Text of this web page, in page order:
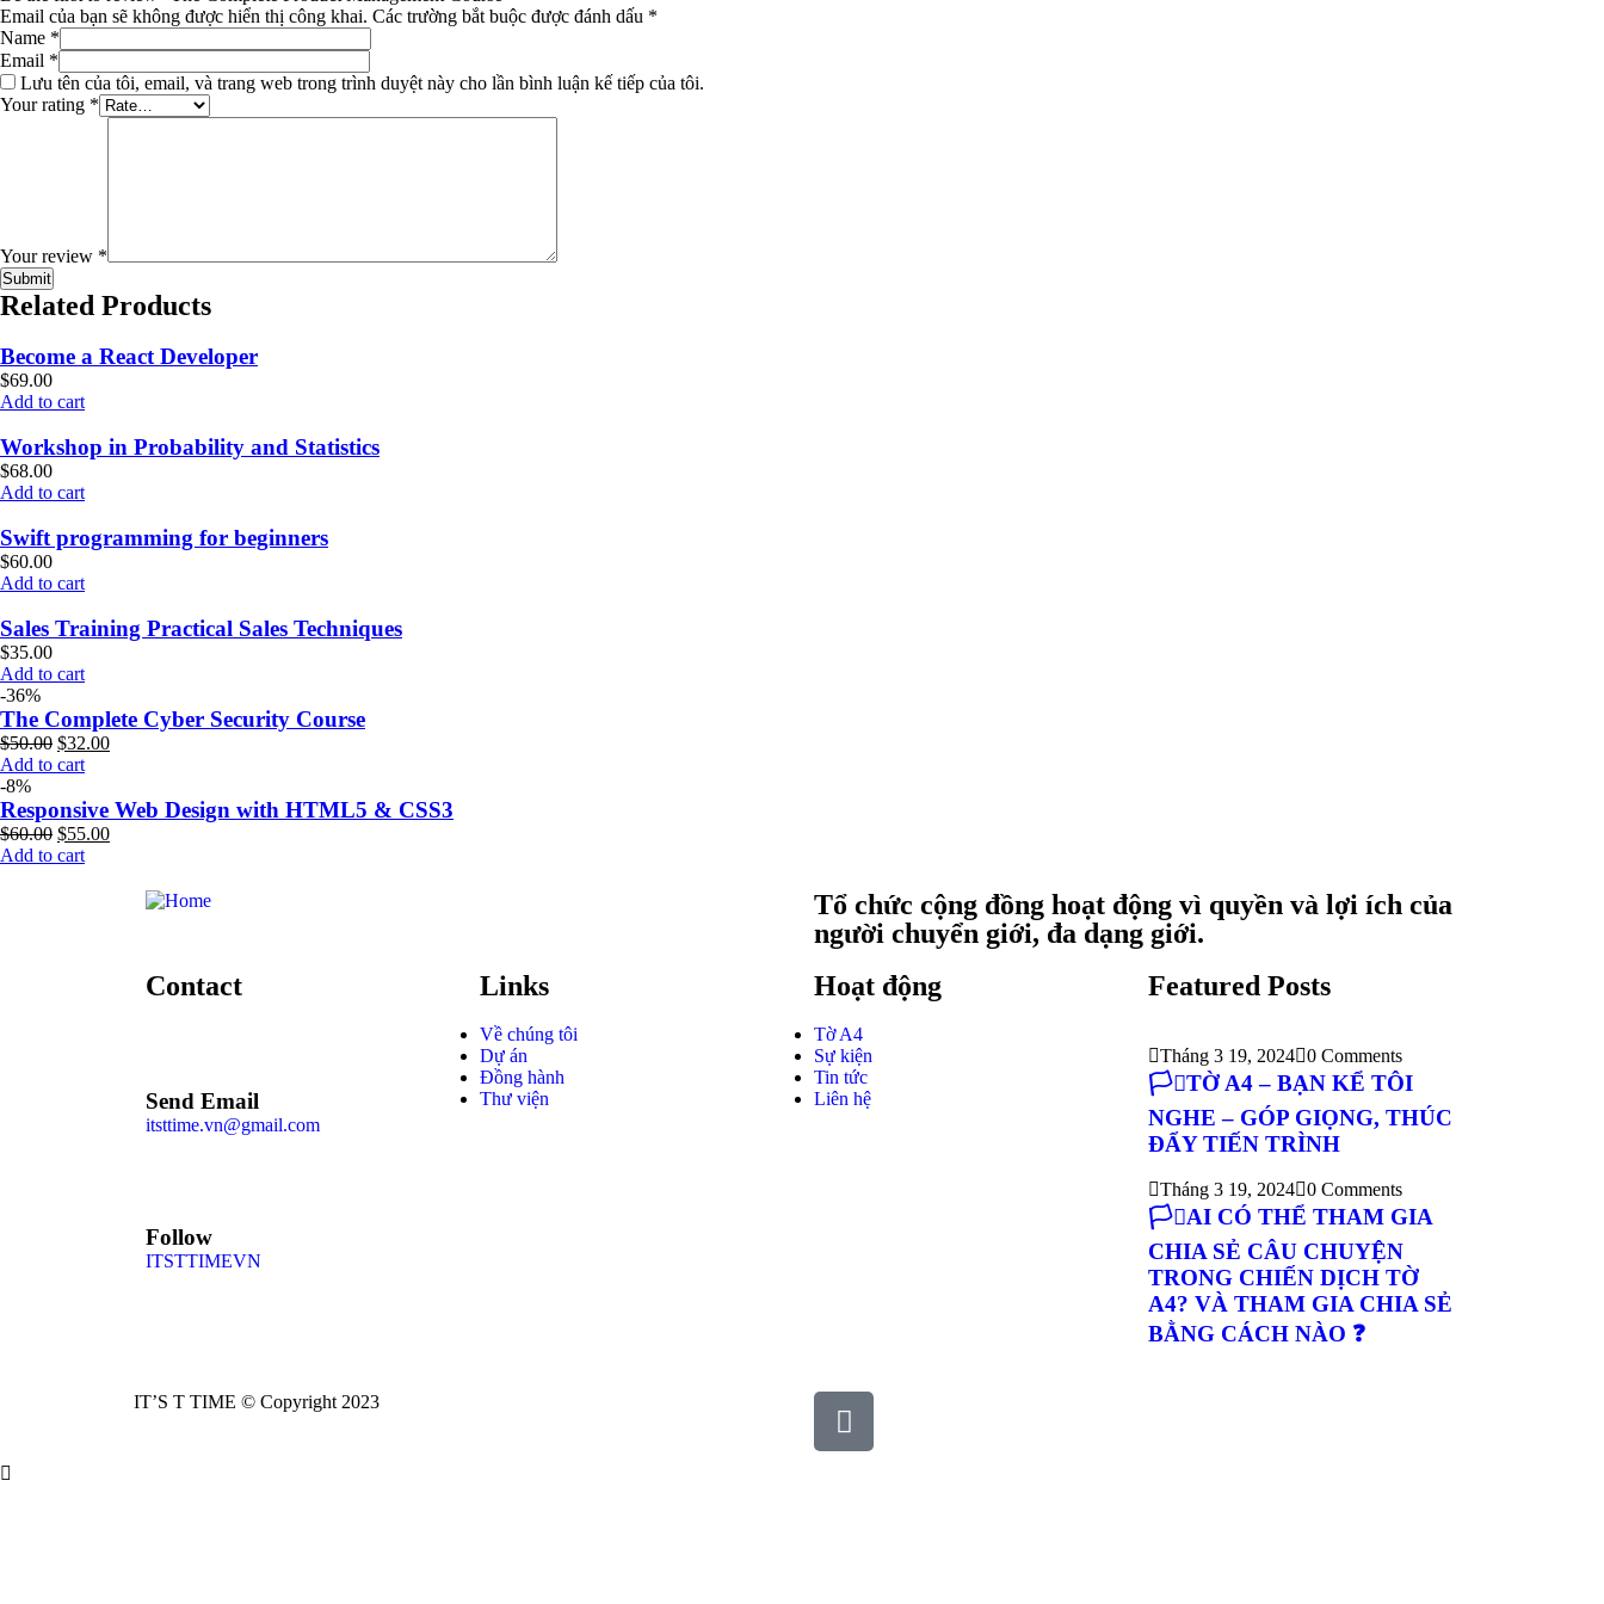
Email của bạn sẽ không được hiển thị công khai. Các trường bắt buộc được đánh dấu *
Name *
Email *
Lưu tên của tôi, email, và trang web trong trình duyệt này cho lần bình luận kế tiếp của tôi.
Your rating *
Your review *
Related Products
Become a React Developer
$69.00
Add to cart
Workshop in Probability and Statistics
$68.00
Add to cart
Swift programming for beginners
$60.00
Add to cart
Sales Training Practical Sales Techniques
$35.00
Add to cart
-36%
The Complete Cyber Security Course
$50.00 $32.00
Add to cart
-8%
Responsive Web Design with HTML5 & CSS3
$60.00 $55.00
Add to cart
Tổ chức cộng đồng hoạt động vì quyền và lợi ích của
người chuyển giới, đa dạng giới.
Contact
Send Email
itsttime.vn@gmail.com
Follow
ITSTTIMEVN
Links
Về chúng tôi
Dự án
Đồng hành
Thư viện
Hoạt động
Tờ A4
Sự kiện
Tin tức
Liên hệ
Featured Posts
Tháng 3 19, 2024 0 Comments
🏳️‍⚧️TỜ A4 – BẠN KỂ TÔI
NGHE – GÓP GIỌNG, THÚC
ĐẨY TIẾN TRÌNH
Tháng 3 19, 2024 0 Comments
🏳️‍⚧️AI CÓ THỂ THAM GIA
CHIA SẺ CÂU CHUYỆN
TRONG CHIẾN DỊCH TỜ
A4? VÀ THAM GIA CHIA SẺ
BẰNG CÁCH NÀO ❓
IT’S T TIME © Copyright 2023